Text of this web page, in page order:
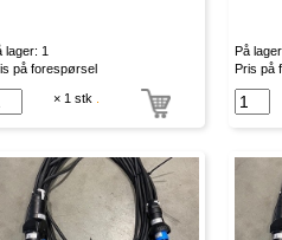
lager: 1
på forespørsel
× 1 stk
På
Pris på